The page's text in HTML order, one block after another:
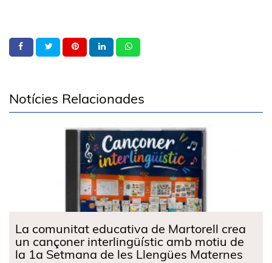
Notícies Relacionades
La comunitat educativa de Martorell crea
un cançoner interlingüístic amb motiu de
la 1a Setmana de les Llengües Maternes